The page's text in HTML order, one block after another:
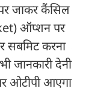
जाकर कैंसिल
ऑप्शन पर
सबमिट करना
जानकारी देनी
ओटीपी आएगा